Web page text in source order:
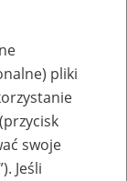
pliki
swoje
Jeśli